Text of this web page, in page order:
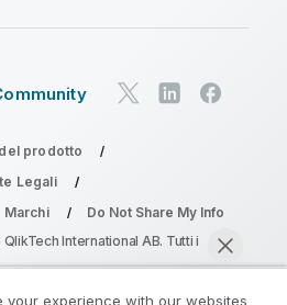
prodotto
Legali
Marchi
Do Not Share My Info
International AB. Tutti i
your experience with our websites